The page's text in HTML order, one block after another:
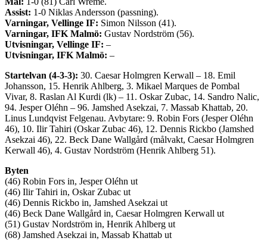
Assist: 1-0 Niklas Andersson (passning).
Varningar, Vellinge IF: Simon Nilsson (41).
Varningar, IFK Malmö: Gustav Nordström (56).
Utvisningar, Vellinge IF: –
Utvisningar, IFK Malmö: –
Startelvan (4-3-3): 30. Caesar Holmgren Kerwall – 18. Emil
Johansson, 15. Henrik Ahlberg, 3. Mikael Marques de Pombal
Vivar, 8. Raslan Al Kurdi (lk) – 11. Oskar Zubac, 14. Sandro Nalic,
94. Jesper Oléhn – 96. Jamshed Asekzai, 7. Massab Khattab, 20.
Linus Lundqvist Felgenau. Avbytare: 9. Robin Fors (Jesper Oléhn
46), 10. Ilir Tahiri (Oskar Zubac 46), 12. Dennis Rickbo (Jamshed
Asekzai 46), 22. Beck Dane Wallgård (målvakt, Caesar Holmgren
Kerwall 46), 4. Gustav Nordström (Henrik Ahlberg 51).
Byten
(46) Robin Fors in, Jesper Oléhn ut
(46) Ilir Tahiri in, Oskar Zubac ut
(46) Dennis Rickbo in, Jamshed Asekzai ut
(46) Beck Dane Wallgård in, Caesar Holmgren Kerwall ut
(51) Gustav Nordström in, Henrik Ahlberg ut
(68) Jamshed Asekzai in, Massab Khattab ut